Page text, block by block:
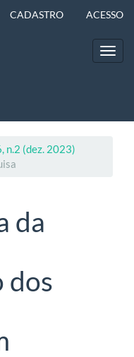
CADASTRO ACESSO
n.2 (dez. 2023)
da
dos